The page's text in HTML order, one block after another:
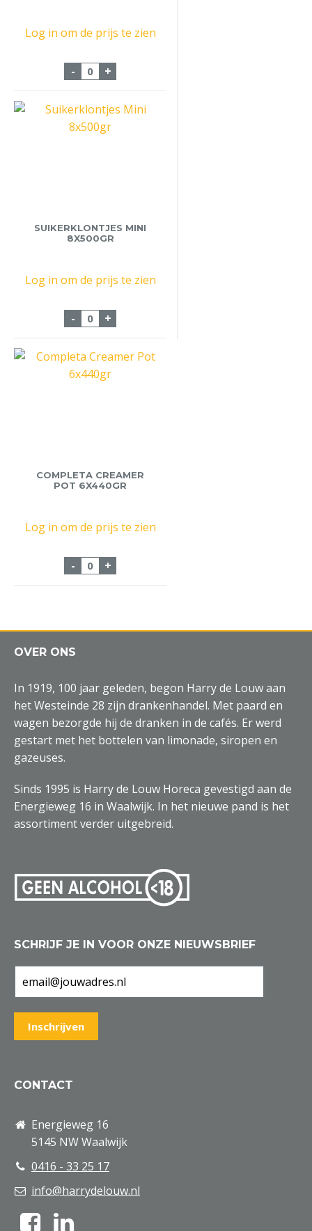
Log in om de prijs te zien
- Completa Creamer Zak 8x1Kg aantal
+
SUIKERKLONTJES MINI
8X500GR
Log in om de prijs te zien
- Suikerklontjes Mini 8x500gr aantal
+
COMPLETA CREAMER
POT 6X440GR
Log in om de prijs te zien
- Completa Creamer Pot 6x440gr aantal
+
OVER ONS
In 1919, 100 jaar geleden, begon Harry de Louw aan
het Westeinde 28 zijn drankenhandel. Met paard en
wagen bezorgde hij de dranken in de cafés. Er werd
gestart met het bottelen van limonade, siropen en
gazeuses.
Sinds 1995 is Harry de Louw Horeca gevestigd aan de
Energieweg 16 in Waalwijk. In het nieuwe pand is het
assortiment verder uitgebreid.
SCHRIJF JE IN VOOR ONZE NIEUWSBRIEF
CONTACT
Energieweg 16
5145 NW Waalwijk
0416 - 33 25 17
info@harrydelouw.nl